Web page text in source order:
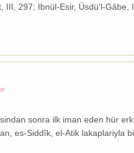
297; Ibnül-Esir, Üsdü'l-Gâbe,
sonra ilk iman eden hür
es-Siddîk, el-Atik lakaplariyla